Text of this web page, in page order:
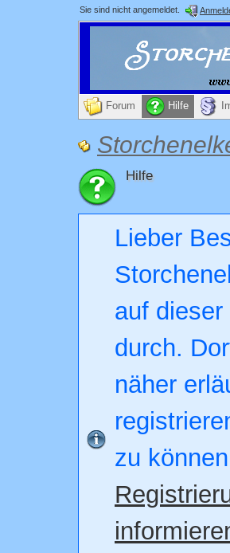
Sie sind nicht angemeldet.
Forum Hilfe
Hilfe
Lieber
auf
durch.
näher
zu